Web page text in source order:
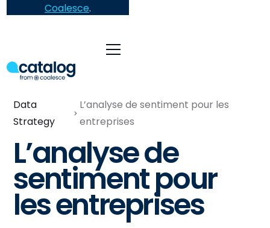
Coalesce.
Data
Strategy
L’analyse de sentiment pour les
entreprises
L’analyse de
sentiment pour
les entreprises